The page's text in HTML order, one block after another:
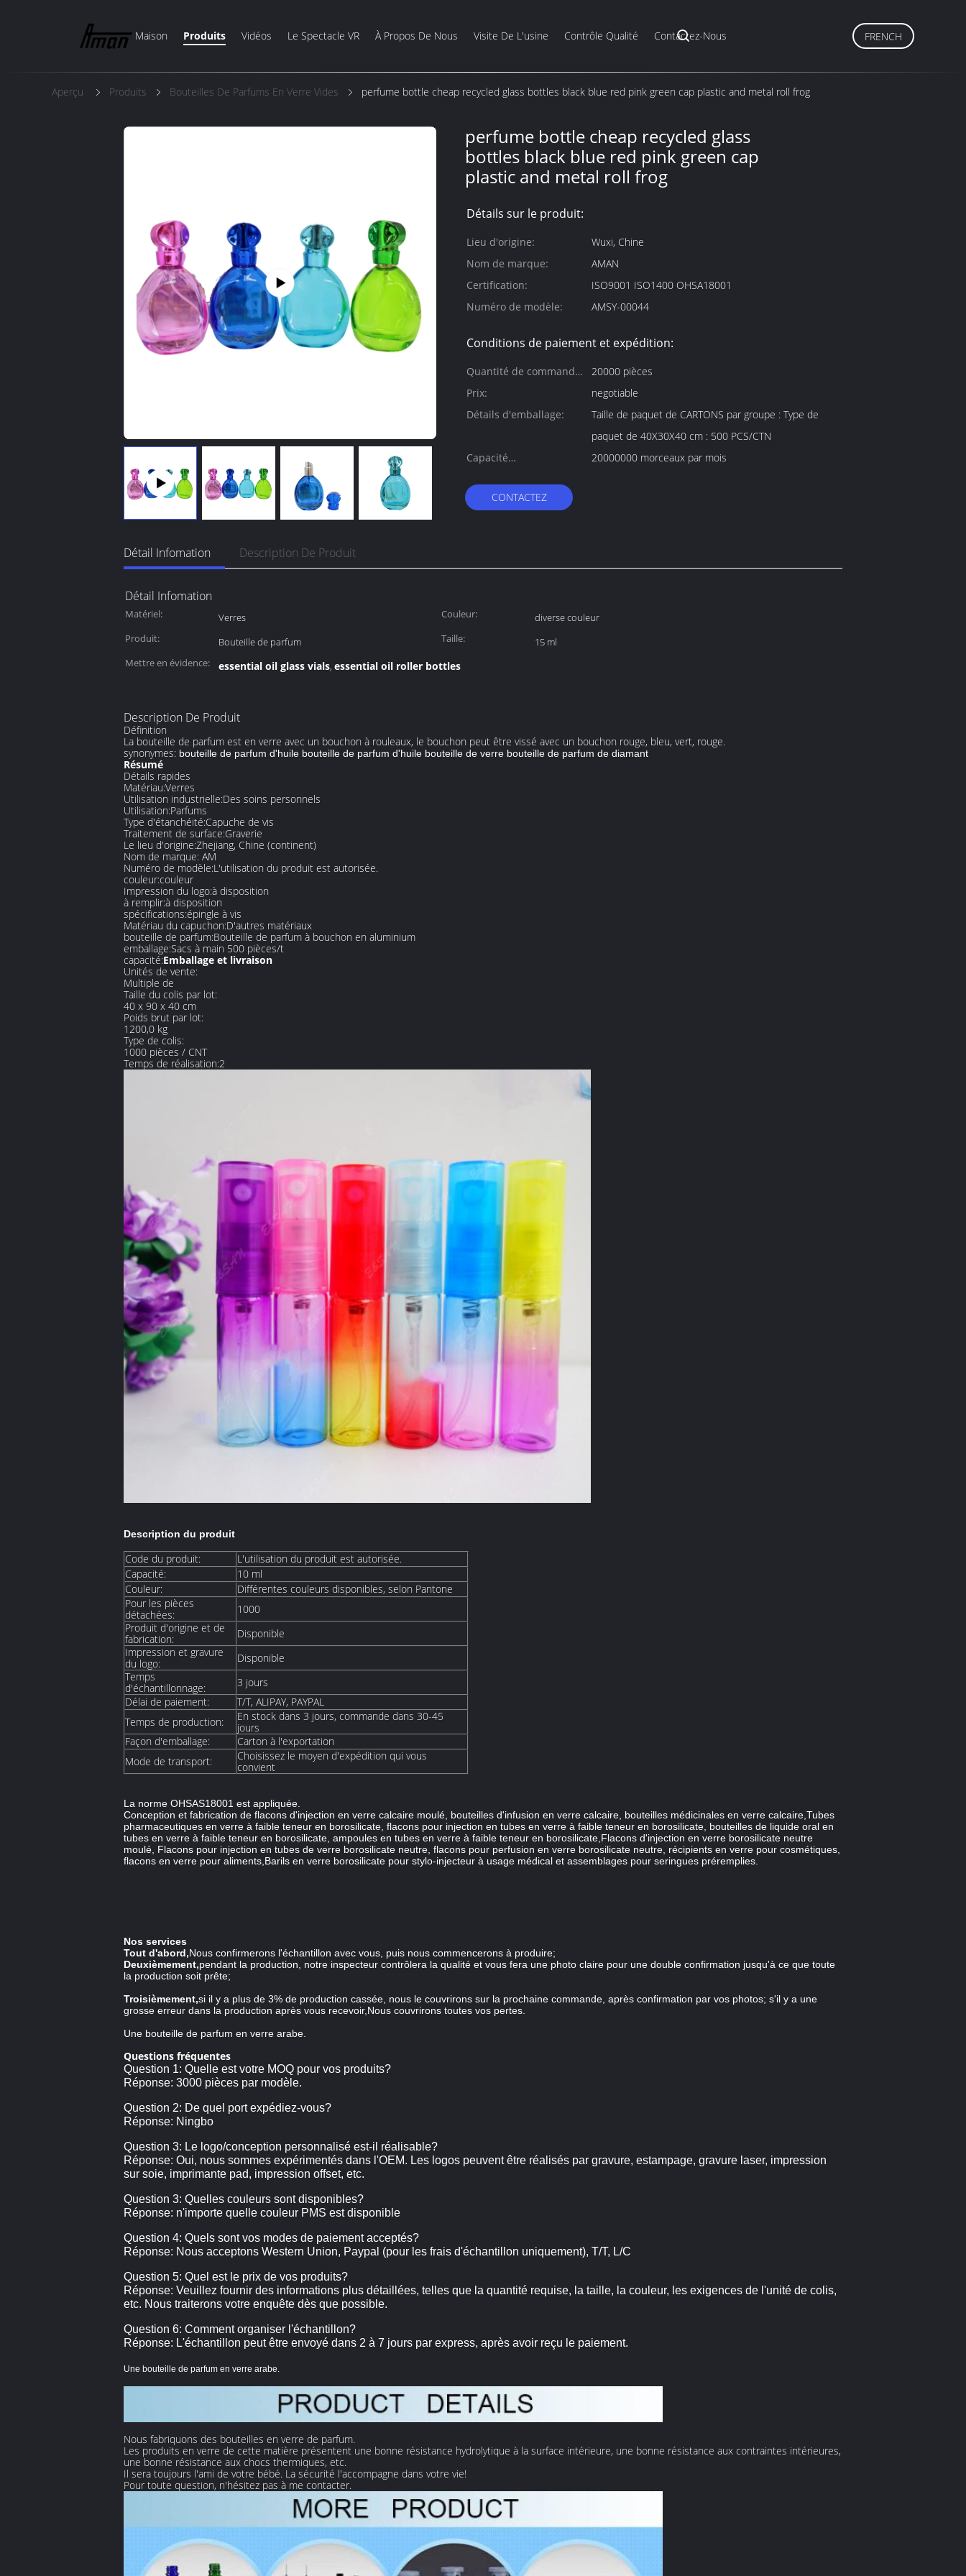
Maison Produits Vidéos Le Spectacle VR À Propos De Nous Visite De L'usine Contrôle Qualité Contactez-Nous FRENCH
Aperçu Produits Bouteilles De Parfums En Verre Vides perfume bottle cheap recycled glass bottles black blue red pink green cap plastic and metal roll frog
perfume bottle cheap recycled glass
bottles black blue red pink green cap
plastic and metal roll frog
Détails sur le produit:
Lieu d'origine:
Wuxi, Chine
Nom de marque:
AMAN
Certification:
ISO9001 ISO1400 OHSA18001
Numéro de modèle:
AMSY-00044
Conditions de paiement et expédition:
Quantité de commande
min:
20000 pièces
Prix:
negotiable
Détails d'emballage:
Taille de paquet de CARTONS par groupe : Type de
paquet de 40X30X40 cm : 500 PCS/CTN
Capacité
20000000 morceaux par mois
CONTACTEZ
Détail Infomation Description De Produit
Détail Infomation
Matériel: Verres Couleur:
diverse couleur
Produit:
Bouteille de parfum Taille:
15 ml
Mettre en évidence:
essential oil glass vials, essential oil roller bottles
Description De Produit
Définition
La bouteille de parfum est en verre avec un bouchon à rouleaux, le bouchon peut être vissé avec un bouchon rouge, bleu, vert, rouge.
synonymes: bouteille de parfum d'huile bouteille de parfum d'huile bouteille de verre bouteille de parfum de diamant
Résumé
Détails rapides
Matériau:Verres
Utilisation industrielle:Des soins personnels
Utilisation:Parfums
Type d'étanchéité:Capuche de vis
Traitement de surface:Graverie
Le lieu d'origine:Zhejiang, Chine (continent)
Nom de marque: AM
Numéro de modèle:L'utilisation du produit est autorisée.
couleur:couleur
Impression du logo:à disposition
à remplir:à disposition
spécifications:épingle à vis
Matériau du capuchon:D'autres matériaux
bouteille de parfum:Bouteille de parfum à bouchon en aluminium
emballage:Sacs à main 500 pièces/t
capacité:Emballage et livraison
Unités de vente:
Multiple de
Taille du colis par lot:
40 x 90 x 40 cm
Poids brut par lot:
1200,0 kg
Type de colis:
1000 pièces / CNT
Temps de réalisation:2
Description du produit
Code du produit:
L'utilisation du produit est autorisée.
Capacité:
10 ml
Couleur:
Différentes couleurs disponibles, selon Pantone
Pour les pièces
détachées:
1000
Produit d'origine et de
fabrication:
Disponible
Impression et gravure
du logo:
Disponible
Temps
d'échantillonnage:
3 jours
Délai de paiement:
T/T, ALIPAY, PAYPAL
Temps de production:
En stock dans 3 jours, commande dans 30-45
jours
Façon d'emballage:
Carton à l'exportation
Mode de transport:
Choisissez le moyen d'expédition qui vous
convient
La norme OHSAS18001 est appliquée.
Conception et fabrication de flacons d'injection en verre calcaire moulé, bouteilles d'infusion en verre calcaire, bouteilles médicinales en verre calcaire,Tubes
pharmaceutiques en verre à faible teneur en borosilicate, flacons pour injection en tubes en verre à faible teneur en borosilicate, bouteilles de liquide oral en
tubes en verre à faible teneur en borosilicate, ampoules en tubes en verre à faible teneur en borosilicate,Flacons d'injection en verre borosilicate neutre
moulé, Flacons pour injection en tubes de verre borosilicate neutre, flacons pour perfusion en verre borosilicate neutre, récipients en verre pour cosmétiques,
flacons en verre pour aliments,Barils en verre borosilicate pour stylo-injecteur à usage médical et assemblages pour seringues préremplies.
Nos services
Tout d'abord,Nous confirmerons l'échantillon avec vous, puis nous commencerons à produire;
Deuxièmement,pendant la production, notre inspecteur contrôlera la qualité et vous fera une photo claire pour une double confirmation jusqu'à ce que toute
la production soit prête;
Troisièmement,si il y a plus de 3% de production cassée, nous le couvrirons sur la prochaine commande, après confirmation par vos photos; s'il y a une
grosse erreur dans la production après vous recevoir,Nous couvrirons toutes vos pertes.
Une bouteille de parfum en verre arabe.
Questions fréquentes
Question 1: Quelle est votre MOQ pour vos produits?
Réponse: 3000 pièces par modèle.
Question 2: De quel port expédiez-vous?
Réponse: Ningbo
Question 3: Le logo/conception personnalisé est-il réalisable?
Réponse: Oui, nous sommes expérimentés dans l'OEM. Les logos peuvent être réalisés par gravure, estampage, gravure laser, impression
sur soie, imprimante pad, impression offset, etc.
Question 3: Quelles couleurs sont disponibles?
Réponse: n'importe quelle couleur PMS est disponible
Question 4: Quels sont vos modes de paiement acceptés?
Réponse: Nous acceptons Western Union, Paypal (pour les frais d'échantillon uniquement), T/T, L/C
Question 5: Quel est le prix de vos produits?
Réponse: Veuillez fournir des informations plus détaillées, telles que la quantité requise, la taille, la couleur, les exigences de l'unité de colis,
etc. Nous traiterons votre enquête dès que possible.
Question 6: Comment organiser l'échantillon?
Réponse: L'échantillon peut être envoyé dans 2 à 7 jours par express, après avoir reçu le paiement.
Une bouteille de parfum en verre arabe.
Nous fabriquons des bouteilles en verre de parfum.
Les produits en verre de cette matière présentent une bonne résistance hydrolytique à la surface intérieure, une bonne résistance aux contraintes intérieures,
une bonne résistance aux chocs thermiques, etc.
Il sera toujours l'ami de votre bébé. La sécurité l'accompagne dans votre vie!
Pour toute question, n'hésitez pas à me contacter.